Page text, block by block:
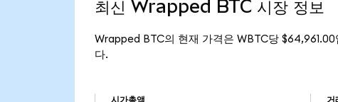
최신 Wrapped BTC 시장 정보
Wrapped BTC의 현재 가격은 WBTC당
다.
시가총액 거